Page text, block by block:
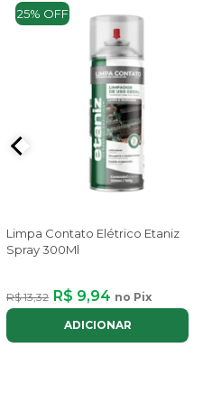
25% OFF
Limpa Contato Elétrico Etaniz
Spray 300Ml
R$ 13,32 R$ 9,94 no Pix
ADICIONAR